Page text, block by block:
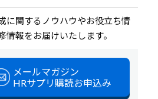
に関するノウハウやお役立ち情
情報をお届けいたします。
メールマガジン
HRサプリ購読お申込み